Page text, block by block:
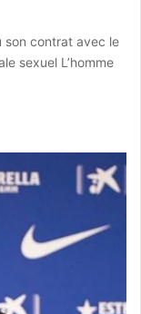
son contrat avec le
sexuel L’homme